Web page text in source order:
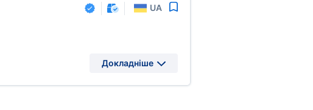
UA
Докладніше